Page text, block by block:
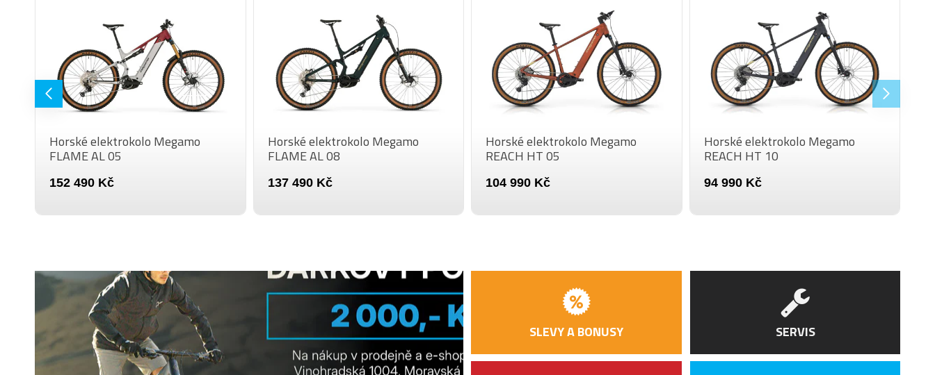
ŘADÍCÍ PÁČKA
Shimano Cues U6000, rapidfire plus
KAZETOVÝ PASTOREK
(ZADNÍ)
Shimano CUES LG300 11-48T
ŘETĚZ
Shimano CN-LG500
PŘEVODNÍK
FSA Bosch
BRZDOVÁ PÁČKA
Shimano MT200
BRZDA (PŘEDNÍ)
Shimano MT200, 180mm, 2-pístová
kotoučová brzda
ZADNÍ NÁBOJ
Megamo Hubs, Rear axle 12 x 148 mm
ŘÍDÍTKA
Megamo Alloy 31,8 x 680 mm, 9º Back
Sweep
Horské elektrokolo Megamo
FLAME AL 05
152 490 Kč
Horské elektrokolo Megamo
FLAME AL 08
137 490 Kč
Horské elektrokolo Megamo
REACH HT 05
104 990 Kč
Horské elektrokolo Megamo
REACH HT 10
94 990 Kč
SLEVY A BONUSY SERVIS